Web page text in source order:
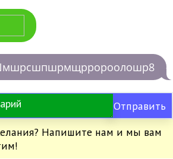
Отправить
Напишите нам и мы вам